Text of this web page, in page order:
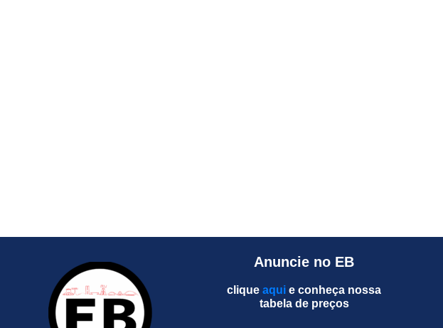
Anuncie no EB
clique aqui e conheça nossa
tabela de preços